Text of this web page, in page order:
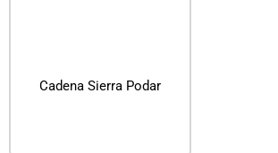
Cadena Sierra Podar